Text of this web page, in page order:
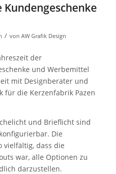
/ von AW Grafik Design
der
und Werbemittel
mit Designberater und
für die Kerzenfabrik Pazen
und Brieflicht sind
Die
vielfältig, dass die
war, alle Optionen zu
darzustellen.